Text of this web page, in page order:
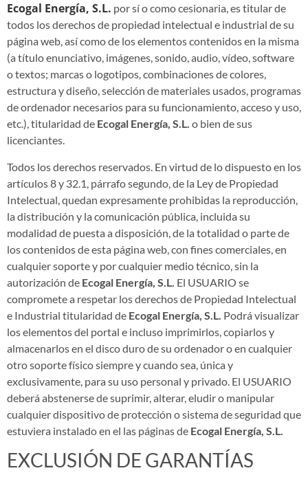
Ecogal Energía, S.L. por sí o como cesionaria, es titular de
todos los derechos de propiedad intelectual e industrial de su
página web, así como de los elementos contenidos en la misma
(a título enunciativo, imágenes, sonido, audio, vídeo, software
o textos; marcas o logotipos, combinaciones de colores,
estructura y diseño, selección de materiales usados, programas
de ordenador necesarios para su funcionamiento, acceso y uso,
etc.), titularidad de Ecogal Energía, S.L. o bien de sus
licenciantes.
Todos los derechos reservados. En virtud de lo dispuesto en los
artículos 8 y 32.1, párrafo segundo, de la Ley de Propiedad
Intelectual, quedan expresamente prohibidas la reproducción,
la distribución y la comunicación pública, incluida su
modalidad de puesta a disposición, de la totalidad o parte de
los contenidos de esta página web, con fines comerciales, en
cualquier soporte y por cualquier medio técnico, sin la
autorización de Ecogal Energía, S.L.
El USUARIO se
compromete a respetar los derechos de Propiedad Intelectual
e Industrial titularidad de Ecogal Energía, S.L.
Podrá visualizar
los elementos del portal e incluso imprimirlos, copiarlos y
almacenarlos en el disco duro de su ordenador o en cualquier
otro soporte físico siempre y cuando sea, única y
exclusivamente, para su uso personal y privado. El USUARIO
deberá abstenerse de suprimir, alterar, eludir o manipular
cualquier dispositivo de protección o sistema de seguridad que
estuviera instalado en el las páginas de Ecogal Energía, S.L.
EXCLUSIÓN DE GARANTÍAS